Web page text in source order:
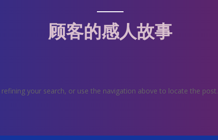
顾客的感人故事
your search, or use the navigation above to locate the post.